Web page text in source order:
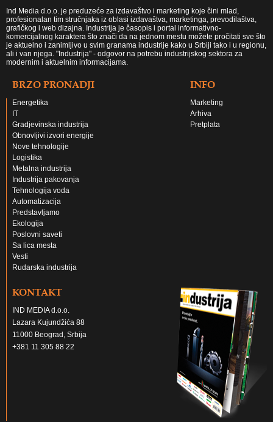
Ind Media d.o.o. je preduzeće za izdavaštvo i marketing koje čini mlad,
profesionalan tim stručnjaka iz oblasi izdavaštva, marketinga, prevodilaštva,
grafičkog i web dizajna. Industrija je časopis i portal informativno-
komercijalnog karaktera što znači da na jednom mestu možete pročitati sve što
je aktuelno i zanimljivo u svim granama industrije kako u Srbiji tako i u regionu,
ali i van njega. "Industrija" - odgovor na potrebu industrijskog sektora za
modernim i aktuelnim informacijama.
BRZO PRONADJI
Energetika
IT
Gradjevinska industrija
Obnovljivi izvori energije
Nove tehnologije
Logistika
Metalna industrija
Industrija pakovanja
Tehnologija voda
Automatizacija
Predstavljamo
Ekologija
Poslovni saveti
Sa lica mesta
Vesti
Rudarska industrija
INFO
Marketing
Arhiva
Pretplata
KONTAKT
IND MEDIA d.o.o.
Lazara Kujundžića 88
11000 Beograd, Srbija
+381 11 305 88 22